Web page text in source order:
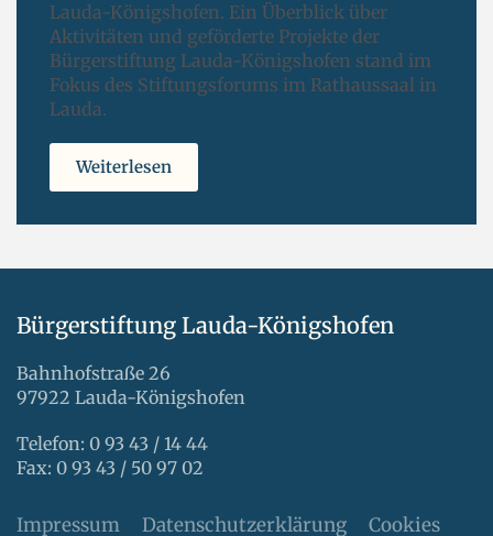
Lauda-Königshofen. Ein Überblick über
Aktivitäten und geförderte Projekte der
Bürgerstiftung Lauda-Königshofen stand im
Fokus des Stiftungsforums im Rathaussaal in
Lauda.
Weiterlesen
Bürgerstiftung Lauda-Königshofen
Bahnhofstraße 26
97922 Lauda-Königshofen
Telefon: 0 93 43 / 14 44
Fax: 0 93 43 / 50 97 02
Impressum Datenschutzerklärung Cookies